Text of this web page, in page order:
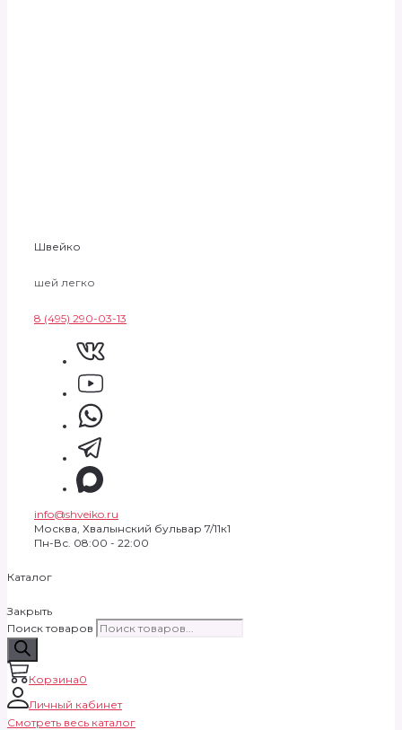
Швейко
шей легко
8 (495) 290-03-13
info@shveiko.ru
Москва, Хвалынский бульвар 7/11к1
Пн-Вс. 08:00 - 22:00
Каталог
Закрыть
Поиск товаров
Корзина0
Личный кабинет
Смотреть весь каталог